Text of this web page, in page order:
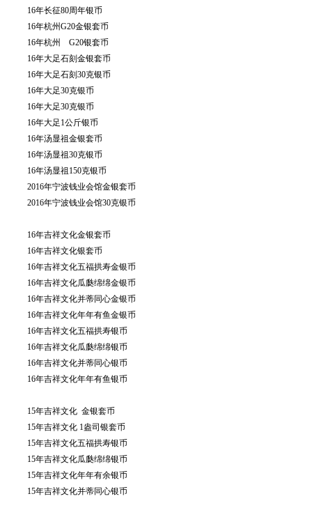
16年长征80周年银币
16年杭州G20金银套币
16年杭州 G20银套币
16年大足石刻金银套币
16年大足石刻30克银币
16年大足30克银币
16年大足30克银币
16年大足1公斤银币
16年汤显祖金银套币
16年汤显祖30克银币
16年汤显祖150克银币
2016年宁波钱业会馆金银套币
2016年宁波钱业会馆30克银币
16年吉祥文化金银套币
16年吉祥文化银套币
16年吉祥文化五福拱寿金银币
16年吉祥文化瓜瓞绵绵金银币
16年吉祥文化并蒂同心金银币
16年吉祥文化年年有鱼金银币
16年吉祥文化五福拱寿银币
16年吉祥文化瓜瓞绵绵银币
16年吉祥文化并蒂同心银币
16年吉祥文化年年有鱼银币
15年吉祥文化 金银套币
15年吉祥文化 1盎司银套币
15年吉祥文化五福拱寿银币
15年吉祥文化瓜瓞绵绵银币
15年吉祥文化年年有余银币
15年吉祥文化并蒂同心银币